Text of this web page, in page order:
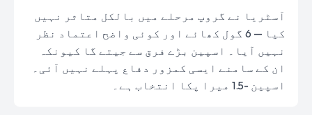
آسٹریا نے گروپ مرحلے میں بالکل متاثر نہیں
کیا — 6 گول کھائے اور کوئی واضح اعتماد نظر
نہیں آیا۔ اسپین بڑے فرق سے جیتے گا کیونکہ
ان کے سامنے ایسی کمزور دفاع پہلے نہیں آئی۔
اسپین -1.5 میرا پکا انتخاب ہے۔